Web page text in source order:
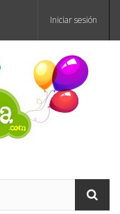
Iniciar sesión